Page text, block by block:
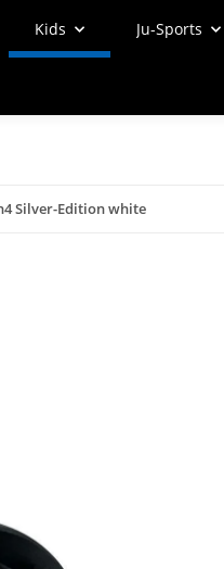
Kids Ju-Sports
Silver-Edition white